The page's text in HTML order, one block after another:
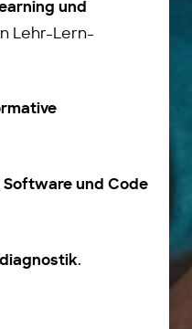
und
Lehr-Lern-
und Code
.